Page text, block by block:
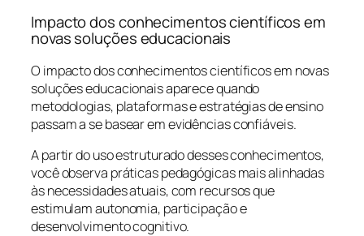
Impacto dos conhecimentos científicos em
novas soluções educacionais
O impacto dos conhecimentos científicos em novas
soluções educacionais aparece quando
metodologias, plataformas e estratégias de ensino
passam a se basear em evidências confiáveis.
A partir do uso estruturado desses conhecimentos,
você observa práticas pedagógicas mais alinhadas
às necessidades atuais, com recursos que
estimulam autonomia, participação e
desenvolvimento cognitivo.